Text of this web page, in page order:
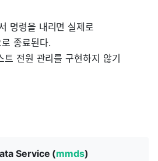
명령을 내리면 실제로
종료된다.
전원 관리를 구현하지 않기
Service (mmds)